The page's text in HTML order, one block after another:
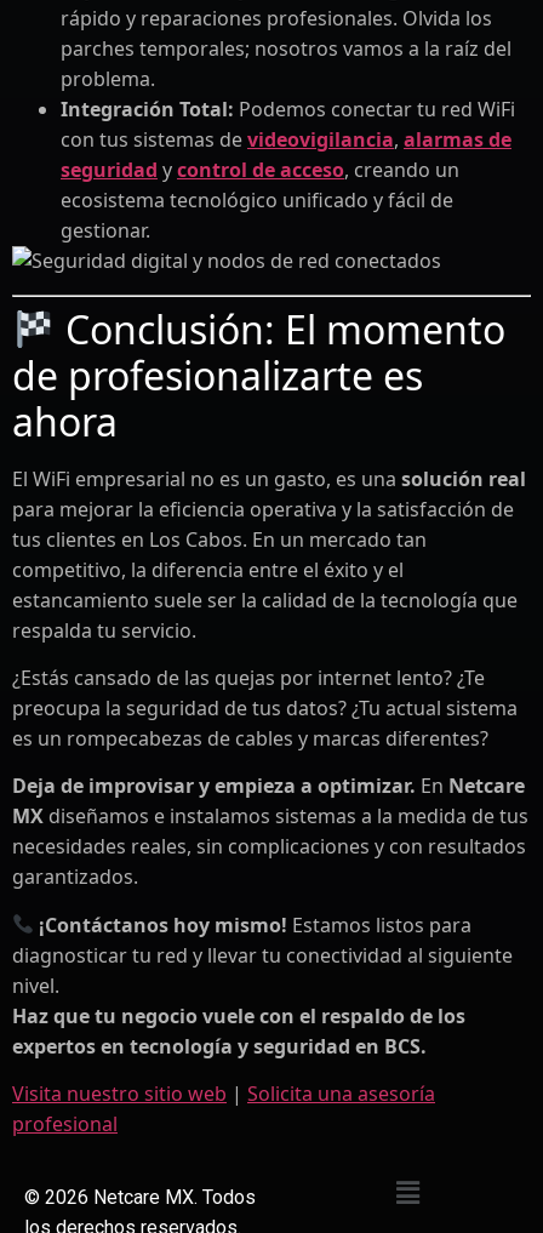
rápido y reparaciones profesionales. Olvida los
parches temporales; nosotros vamos a la raíz del
problema.
Integración Total: Podemos conectar tu red WiFi
con tus sistemas devideovigilancia, alarmas de
seguridad ycontrol de acceso, creando un
ecosistema tecnológico unificado y fácil de
gestionar.
Conclusión: El momento
de profesionalizarte es
ahora
El WiFi empresarial no es un gasto, es una solución real
para mejorar la eficiencia operativa y la satisfacción de
tus clientes en Los Cabos. En un mercado tan
competitivo, la diferencia entre el éxito y el
estancamiento suele ser la calidad de la tecnología que
respalda tu servicio.
¿Estás cansado de las quejas por internet lento? ¿Te
preocupa la seguridad de tus datos? ¿Tu actual sistema
es un rompecabezas de cables y marcas diferentes?
Deja de improvisar y empieza a optimizar. En Netcare
MX diseñamos e instalamos sistemas a la medida de tus
necesidades reales, sin complicaciones y con resultados
garantizados.
¡Contáctanos hoy mismo! Estamos listos para
diagnosticar tu red y llevar tu conectividad al siguiente
nivel.
Haz que tu negocio vuele con el respaldo de los
expertos en tecnología y seguridad en BCS.
Visita nuestro sitio web | Solicita una asesoría
profesional
© 2026 Netcare MX. Todos
los derechos reservados.